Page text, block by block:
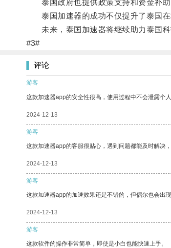
泰国政府也提供政策支持和资金补助
泰国加速器的成功不仅提升了泰国在
未来，泰国加速器将继续助力泰国科
#3#
评论
游客
这款加速器app的安全性很高，使用过程中不会泄露个
2024-12-13
游客
这款加速器app的客服很贴心，遇到问题都能及时解决，
2024-12-13
游客
这款加速器app的加速效果还是不错的，但偶尔也会出
2024-12-13
游客
这款软件的操作非常简单，即使是小白也能快速上手。